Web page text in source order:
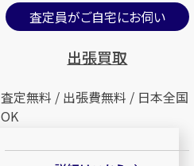
査定員がご自宅にお伺い
出張買取
査定無料 / 出張費無料 / 日本全国
OK